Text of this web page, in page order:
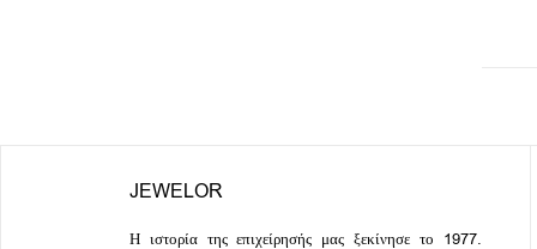
JEWELOR
Η ιστορία της επιχείρησής μας ξεκίνησε το 1977.